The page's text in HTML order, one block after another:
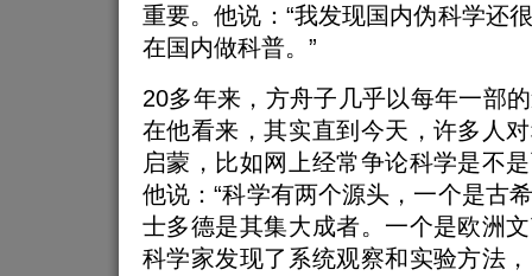
重要。他说：“我发现国内伪科学还
在国内做科普。”
20多年来，方舟子几乎以每年一部
在他看来，其实直到今天，许多人
启蒙，比如网上经常争论科学是不
他说：“科学有两个源头，一个是古
士多德是其集大成者。一个是欧洲
科学家发现了系统观察和实验方法